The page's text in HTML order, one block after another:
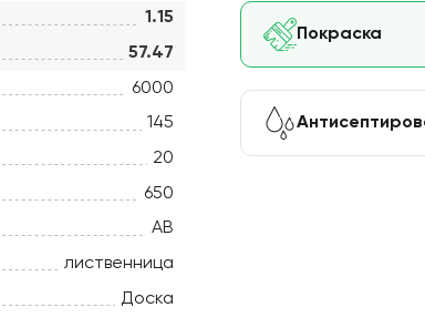
1.15
57.47
6000
145
20
650
АВ
лиственница
Доска
Покраска